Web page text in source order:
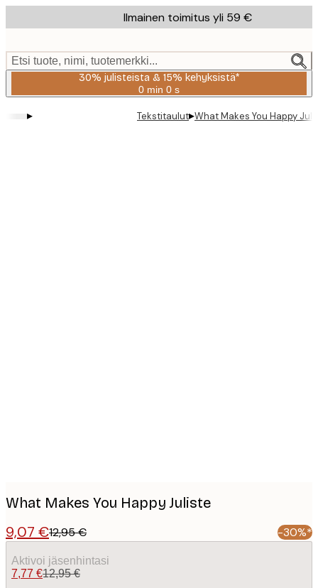
to
content.
Ilmainen toimitus yli 59 €
Etsi tuote, nimi, tuotemerkki...
30% julisteista & 15% kehyksistä*
0 min 0 s
Voimassa
2026-
▸ Tekstitaulut▸What Makes You Happy
What Makes You Happy Juliste
9,07 €12,95 € -30%*
Aktivoi jäsenhintasi
7,77 €12,95 €